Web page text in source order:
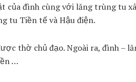
của đình cùng với lăng trùng tu
tu Tiền tế và Hậu điện.
thờ chủ đạo. Ngoài ra, đình –
…